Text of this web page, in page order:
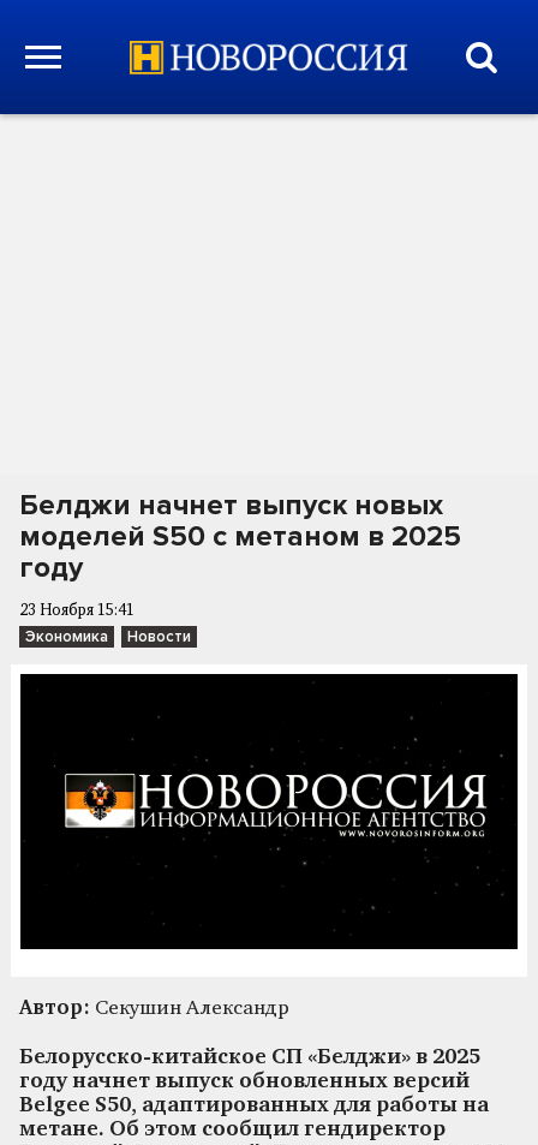
Белджи начнет выпуск новых
моделей S50 с метаном в 2025
году
23 Ноября 15:41
Экономика Новости
Автор: Секушин Александр
Белорусско-китайское СП «Белджи» в 2025
году начнет выпуск обновленных версий
Belgee S50, адаптированных для работы на
метане. Об этом сообщил гендиректор